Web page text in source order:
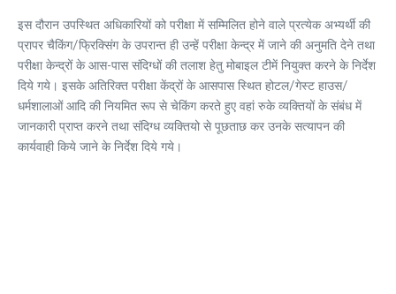
इस दौरान उपस्थित अधिकारियों को परीक्षा में सम्मिलित होने वाले प्रत्येक अभ्यर्थी की
प्रापर चैकिंग/फ्रिक्सिंग के उपरान्त ही उन्हें परीक्षा केन्द्र में जाने की अनुमति देने तथा
परीक्षा केन्द्रों के आस-पास संदिग्धों की तलाश हेतु मोबाइल टीमें नियुक्त करने के निर्देश
दिये गये। इसके अतिरिक्त परीक्षा केंद्रों के आसपास स्थित होटल/गेस्ट हाउस/
धर्मशालाओं आदि की नियमित रूप से चेकिंग करते हुए वहां रुके व्यक्तियों के संबंध में
जानकारी प्राप्त करने तथा संदिग्ध व्यक्तियो से पूछताछ कर उनके सत्यापन की
कार्यवाही किये जाने के निर्देश दिये गये।